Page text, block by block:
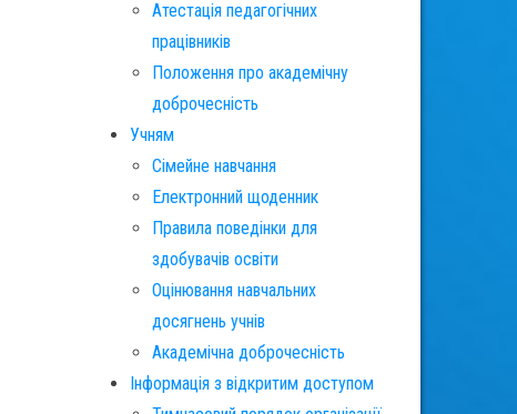
Атестація педагогічних
працівників
Положення про академічну
доброчесність
Учням
Сімейне навчання
Електронний щоденник
Правила поведінки для
здобувачів освіти
Оцінювання навчальних
досягнень учнів
Академічна доброчесність
Інформація з відкритим доступом